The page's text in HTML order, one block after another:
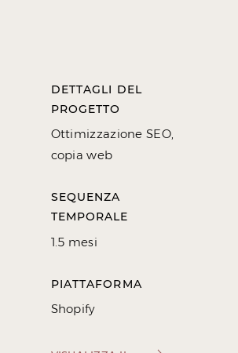
DETTAGLI DEL
PROGETTO
Ottimizzazione SEO,
copia web
SEQUENZA
TEMPORALE
1.5 mesi
PIATTAFORMA
Shopify